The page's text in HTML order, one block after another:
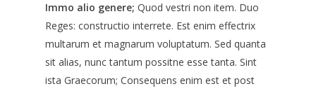
Immo alio genere; Quod vestri non item. Duo
Reges: constructio interrete. Est enim effectrix
multarum et magnarum voluptatum. Sed quanta
sit alias, nunc tantum possitne esse tanta. Sint
ista Graecorum; Consequens enim est et post